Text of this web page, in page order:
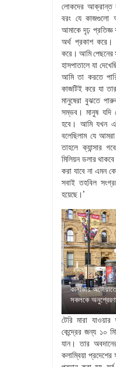
লোকদের আক্রান্ত
বরং যে কাজগুলো
আমাকে দৃঢ়
অর্থ প্রকাশ করে।
করে। আমি পেছনের
হাসপাতালে যা
আমি তা করতে
কাজটিই করে যা
মানুষেরা বুঝতে
সম্ভব। মানুষ যদি
হবে। আমি যখন
বলেছিলাম যে
তাহলে ক্যান্সার
মিলিয়ন ডলার
করা যাবে না এমন
সবাই তহবিল
হয়েছে।”
কানাডার
সকলকে অনুপ্রেরণা
টেরি মারা
কেন্দ্রের জন্য ১০
যান। তার
কলাম্বিয়া প্রদেশের